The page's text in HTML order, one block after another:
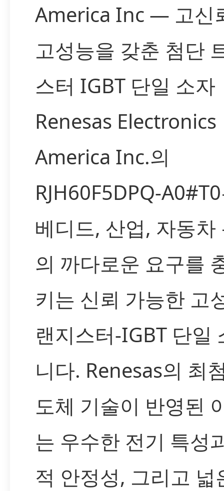
America Inc — 고신
고성능을 갖춘 첨단
스터 IGBT 단일 소자
Renesas Electronics
America Inc.의
RJH60F5DPQ-
베디드, 산업, 자동차
의 까다로운 요구를
키는 신뢰 가능한 고
랜지스터-IGBT 단일
니다. Renesas의 최
도체 기술이 반영된
는 우수한 전기 특성
적 안정성, 그리고 넓